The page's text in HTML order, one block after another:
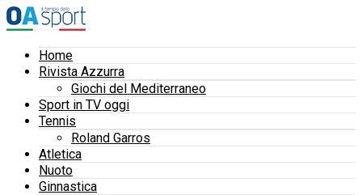
Home
Rivista Azzurra
Giochi del Mediterraneo
Sport in TV oggi
Tennis
Roland Garros
Atletica
Nuoto
Ginnastica